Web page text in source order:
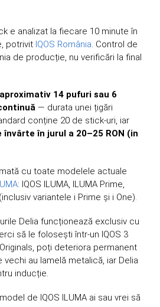
e analizat la fiecare 10 minute în
potrivit IQOS România. Control de
de producție, nu verificări la final
14 pufuri sau 6
— durata unei țigări
conține 20 de stick-uri, iar
învârte în jurul a 20–25 RON (in
cu toate modelele actuale
: IQOS ILUMA, ILUMA Prime,
variantele i Prime și i One).
Delia funcționează exclusiv cu
să le folosești într-un IQOS 3
Originals, poți deteriora permanent
au lamelă metalică, iar Delia
inducție.
de IQOS ILUMA ai sau vrei să